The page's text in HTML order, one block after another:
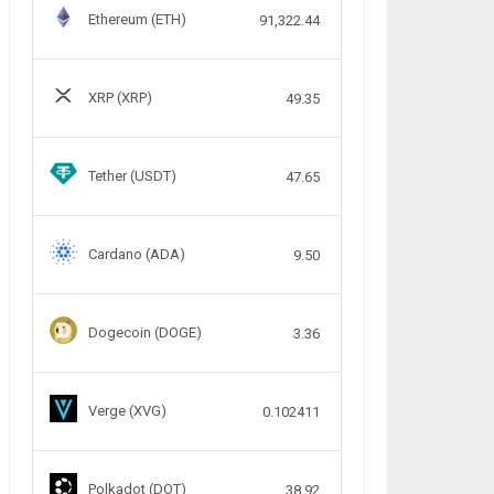
Ethereum (ETH) 91,322.44
XRP (XRP) 49.35
Tether (USDT) 47.65
Cardano (ADA) 9.50
Dogecoin (DOGE) 3.36
Verge (XVG) 0.102411
Polkadot (DOT) 38.92